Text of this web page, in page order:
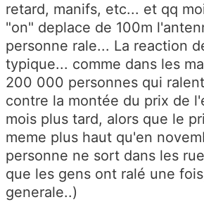
retard, manifs, etc... et qq
"on" deplace de 100m
personne rale... La reaction
typique... comme dans les
200 000 personnes qui
contre la montée du prix de
mois plus tard, alors que le
meme plus haut qu'en
personne ne sort dans les
que les gens ont ralé une
generale..)